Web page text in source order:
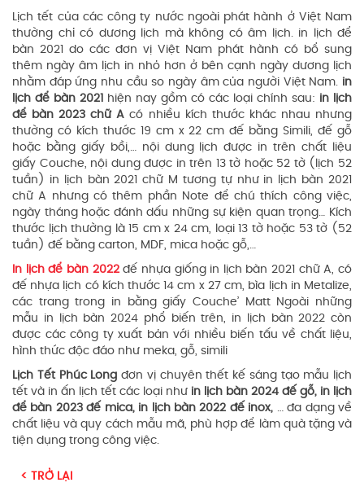
Lịch tết của các công ty nước ngoài phát hành ở Việt Nam
thường chỉ có dương lịch mà không có âm lịch. in lịch để
bàn 2021 do các đơn vị Việt Nam phát hành có bổ sung
thêm ngày âm lịch in nhỏ hơn ở bên cạnh ngày dương lịch
nhằm đáp ứng nhu cầu so ngày âm của người Việt Nam. in
lịch để bàn 2021 hiện nay gồm có các loại chính sau: in lịch
để bàn 2023 chữ A có nhiều kích thước khác nhau nhưng
thường có kích thước 19 cm x 22 cm đế bằng Simili, đế gỗ
hoặc bằng giấy bồi,… nội dung lịch được in trên chất liệu
giấy Couche, nội dung được in trên 13 tờ hoặc 52 tờ (lịch 52
tuần) in lịch bàn 2021 chữ M tương tự như in lịch bàn 2021
chữ A nhưng có thêm phần Note để chú thích công việc,
ngày tháng hoặc đánh dấu những sự kiện quan trọng… Kích
thước lịch thường là 15 cm x 24 cm, loại 13 tờ hoặc 53 tờ (52
tuần) đế bằng carton, MDF, mica hoặc gỗ,…
In lịch để bàn 2022 đế nhựa giống in lịch bàn 2021 chữ A, có
đế nhựa lịch có kích thước 14 cm x 27 cm, bìa lịch in Metalize,
các trang trong in bằng giấy Couche’ Matt Ngoài những
mẫu in lịch bàn 2024 phổ biến trên, in lịch bàn 2022 còn
được các công ty xuất bản với nhiều biến tấu về chất liệu,
hình thức độc đáo như meka, gỗ, simili
Lịch Tết Phúc Long đơn vị chuyên thết kế sáng tạo mẫu lịch
tết và in ấn lịch tết các loại như in lịch bàn 2024 đế gỗ, in lịch
để bàn 2023 đế mica, in lịch bàn 2022 đế inox, … đa dạng về
chất liệu và quy cách mẫu mã, phù hợp để làm quà tặng và
tiện dụng trong công việc.
< TRỞ LẠI